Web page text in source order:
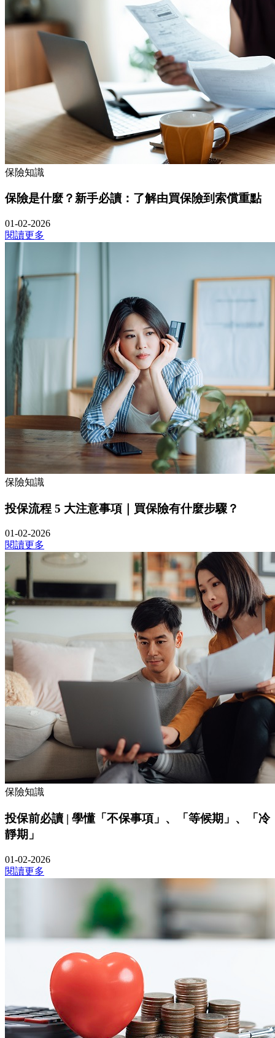
保險知識
保險是什麼？新手必讀：了解由買保險到索償重點
01-02-2026
閱讀更多
保險知識
投保流程 5 大注意事項｜買保險有什麼步驟？
01-02-2026
閱讀更多
保險知識
投保前必讀 | 學懂「不保事項」、「等候期」、「冷
靜期」
01-02-2026
閱讀更多